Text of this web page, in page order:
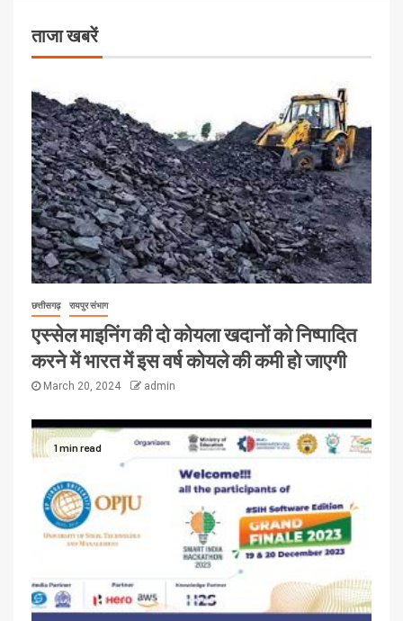
ताजा खबरें
छत्तीसगढ़ रायपुर संभाग
एस्सेल माइनिंग की दो कोयला खदानों को निष्पादित
करने में भारत में इस वर्ष कोयले की कमी हो जाएगी
March 20, 2024 admin
1 min read